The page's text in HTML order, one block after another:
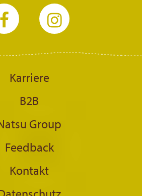
Karriere
B2B
Group
Feedback
Kontakt